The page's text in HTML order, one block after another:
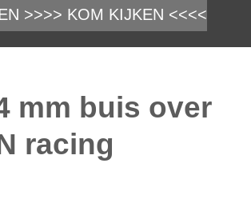
>>>> KOM KIJKEN <<<<
mm buis over
racing